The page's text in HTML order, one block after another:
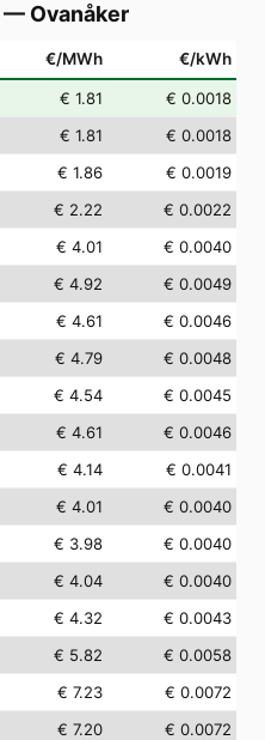
— Ovanåker
€/MWh €/kWh
€ 1.81
€ 0.0018
€ 1.81
€ 0.0018
€ 1.86
€ 0.0019
€ 2.22
€ 0.0022
€ 4.01
€ 0.0040
€ 4.92
€ 0.0049
€ 4.61
€ 0.0046
€ 4.79
€ 0.0048
€ 4.54
€ 0.0045
€ 4.61
€ 0.0046
€ 4.14
€ 0.0041
€ 4.01
€ 0.0040
€ 3.98
€ 0.0040
€ 4.04
€ 0.0040
€ 4.32
€ 0.0043
€ 5.82
€ 0.0058
€ 7.23
€ 0.0072
€ 7.20
€ 0.0072